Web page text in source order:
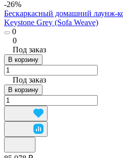
-26%
Бескаркасный домашний лаунж-
Keystone Grey (Sofa Weave)
0
0
Под заказ
В корзину
Под заказ
В корзину